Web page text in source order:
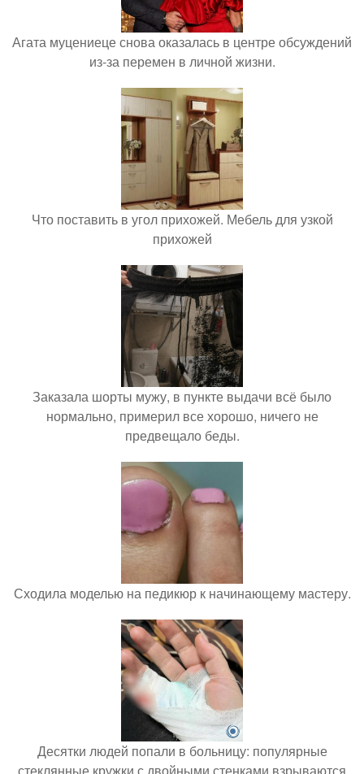
Агата муцениеце снова оказалась в центре обсуждений
из-за перемен в личной жизни.
Что поставить в угол прихожей. Мебель для узкой
прихожей
Заказала шорты мужу, в пункте выдачи всё было
нормально, примерил все хорошо, ничего не
предвещало беды.
Сходила моделью на педикюр к начинающему мастеру.
Десятки людей попали в больницу: популярные